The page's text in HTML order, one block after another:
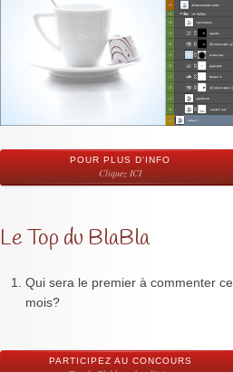
POUR PLUS D'INFO
Cliquez ICI
Le Top du BlaBla
Qui sera le premier à commenter ce
mois?
PARTICIPEZ AU CONCOURS